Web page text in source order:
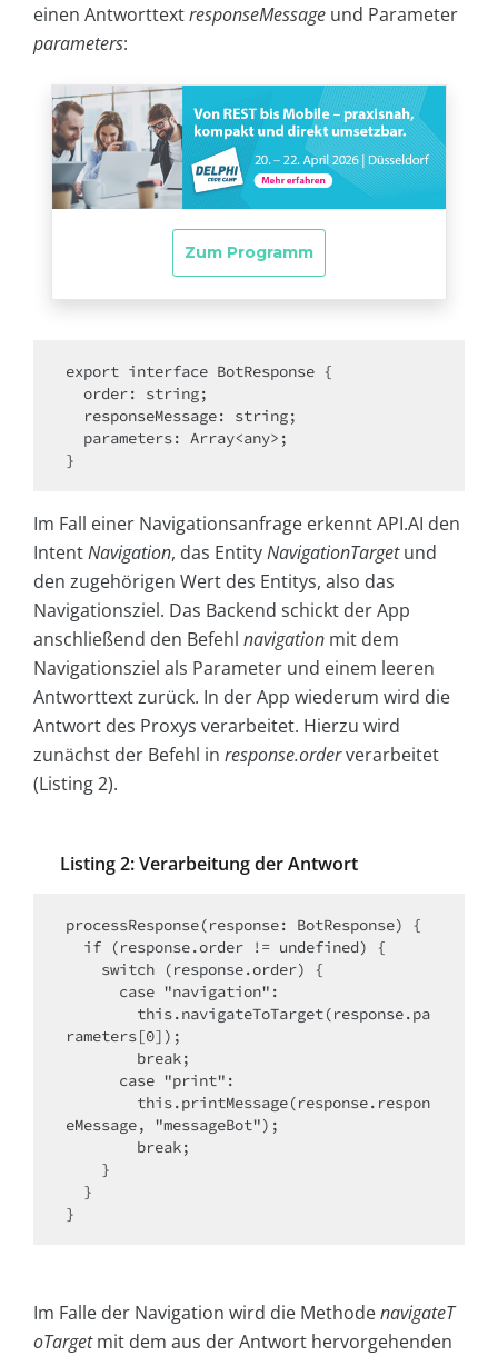
einen AntworttextresponseMessage und Parameter
parameters:
export interface BotResponse {
}
Im Fall einer Navigationsanfrage erkennt API.AI den
IntentNavigation, das EntityNavigationTargetund
den zugehörigen Wert des Entitys, also das
Navigationsziel. Das Backend schickt der App
anschließend den Befehl navigation mit dem
Navigationsziel als Parameter und einem leeren
Antworttext zurück. In der App wiederum wird die
Antwort des Proxys verarbeitet. Hierzu wird
zunächst der Befehl in response.orderverarbeitet
(Listing 2).
Listing 2: Verarbeitung der Antwort
processResponse(response: BotResponse) {
rameters[0]);
eMessage, "messageBot");
}
Im Falle der Navigation wird die Methodenavi­gate­T
o­Targetmit dem aus der Antwort hervorgehenden